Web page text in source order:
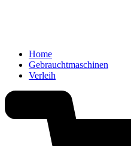
Home
Gebrauchtmaschinen
Verleih